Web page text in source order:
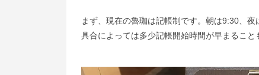
まず、現在の魯珈は記帳制です。朝は9:30、
具合によっては多少記帳開始時間が早まること